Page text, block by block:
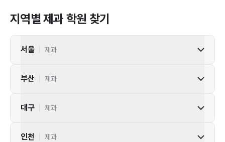
지역별제과 학원 찾기
서울 제과
부산 제과
대구 제과
인천 제과